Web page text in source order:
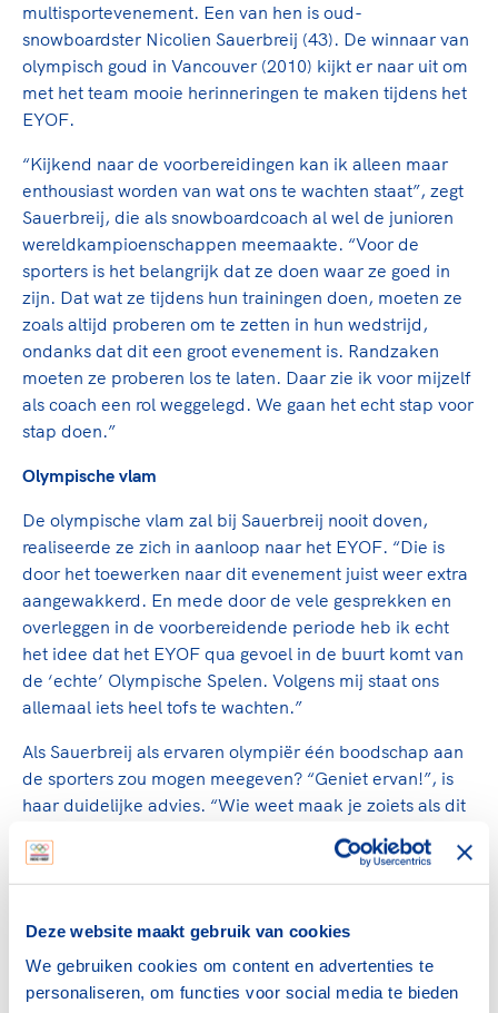
Deze website maakt gebruik van cookies
We gebruiken cookies om content en advertenties te
personaliseren, om functies voor social media te bieden
multisportevenement. Een van hen is oud-
snowboardster Nicolien Sauerbreij (43). De winnaar van
olympisch goud in Vancouver (2010) kijkt er naar uit om
met het team mooie herinneringen te maken tijdens het
EYOF.
“Kijkend naar de voorbereidingen kan ik alleen maar
enthousiast worden van wat ons te wachten staat”, zegt
Sauerbreij, die als snowboardcoach al wel de junioren
wereldkampioenschappen meemaakte. “Voor de
sporters is het belangrijk dat ze doen waar ze goed in
zijn. Dat wat ze tijdens hun trainingen doen, moeten ze
zoals altijd proberen om te zetten in hun wedstrijd,
ondanks dat dit een groot evenement is. Randzaken
moeten ze proberen los te laten. Daar zie ik voor mijzelf
als coach een rol weggelegd. We gaan het echt stap voor
stap doen.”
Olympische vlam
De olympische vlam zal bij Sauerbreij nooit doven,
realiseerde ze zich in aanloop naar het EYOF. “Die is
door het toewerken naar dit evenement juist weer extra
aangewakkerd. En mede door de vele gesprekken en
overleggen in de voorbereidende periode heb ik echt
het idee dat het EYOF qua gevoel in de buurt komt van
de ‘echte’ Olympische Spelen. Volgens mij staat ons
allemaal iets heel tofs te wachten.”
Als Sauerbreij als ervaren olympiër één boodschap aan
de sporters zou mogen meegeven? “Geniet ervan!”, is
haar duidelijke advies. “Wie weet maak je zoiets als dit
nooit meer mee. Het is kort, dus probeer van elkaar te
leren. Het zou mooi zijn om bij thuiskomst te kunnen
zeggen dat we niet alleen betere sporters, coaches en
stappen hebben gemaakt. Het is belangrijk dat we er
voor elkaar zijn, onder alle omstandigheden. Zo moeten
we successen met elkaar vieren, maar ook een